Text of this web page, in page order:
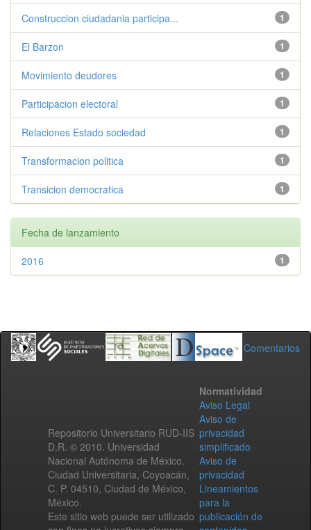
1
Construccion ciudadania participa...
1
El Barzon
1
Movimiento deudores
1
Participacion electoral
1
Relaciones Estado sociedad
1
Transformacion politica
1
Transicion democratica
Fecha de lanzamiento
1
2016
Comentarios
Repositorio Universitario RUD-IIS
D.R. © 2010. Universidad
Nacional Autónoma de México.
Ciudad Universitaria, Coyoacán,
C. P. 04510, Ciudad de México,
México.
Este sitio web puede ser utilizado
Normatividad
Aviso Legal
Aviso de
privacidad
simplificado
Aviso de
privacidad
Lineamientos
para la
publicación de